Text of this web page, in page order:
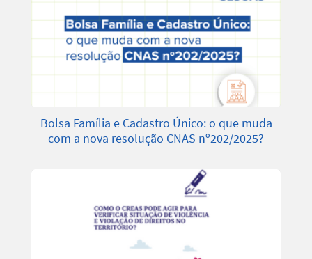
Bolsa Família e Cadastro Único: o que muda
com a nova resolução CNAS nº202/2025?